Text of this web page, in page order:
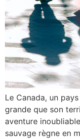
Le Canada, un
grande que son
aventure
sauvage règne en